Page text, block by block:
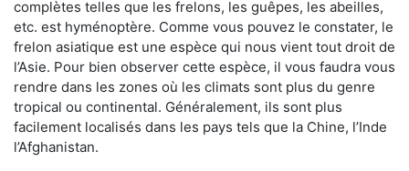
complètes telles que les frelons, les guêpes, les abeilles,
etc. est hyménoptère. Comme vous pouvez le constater, le
frelon asiatique est une espèce qui nous vient tout droit de
l’Asie. Pour bien observer cette espèce, il vous faudra vous
rendre dans les zones où les climats sont plus du genre
tropical ou continental. Généralement, ils sont plus
facilement localisés dans les pays tels que la Chine, l’Inde
l’Afghanistan.